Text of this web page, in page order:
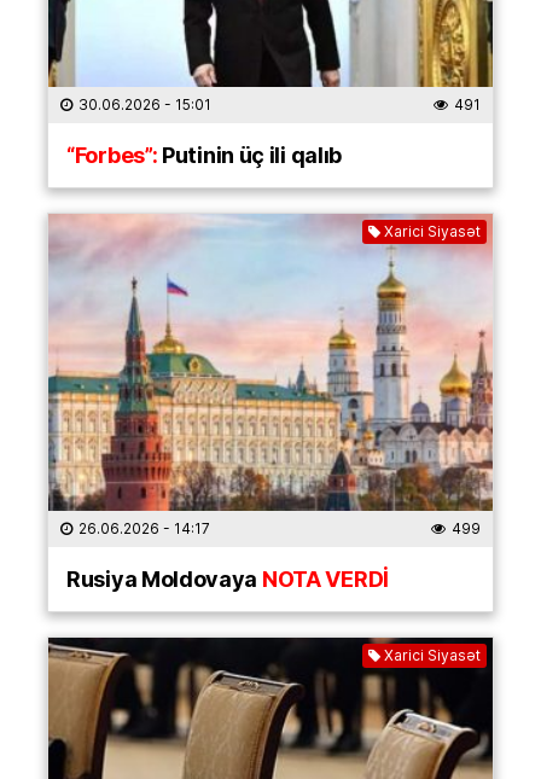
30.06.2026 - 15:01 491
“Forbes”:Putinin üç ili qalıb
Xarici Siyasət
26.06.2026 - 14:17 499
Rusiya Moldovaya NOTA VERDİ
Xarici Siyasət